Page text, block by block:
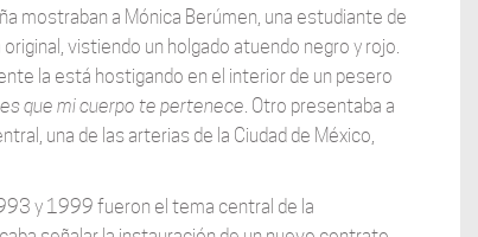
mostraban a Mónica Berúmen, una estudiante de
vistiendo un holgado atuendo negro y rojo.
la está hostigando en el interior de un pesero
que mi cuerpo te pertenece . Otro presentaba a
una de las arterias de la Ciudad de México,
y 1999 fueron el tema central de la